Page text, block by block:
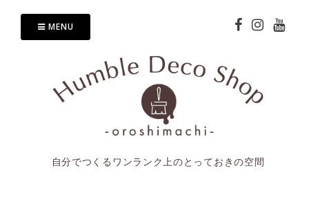
content
自分でつくるワンランク上のとっておきの空間
MENU